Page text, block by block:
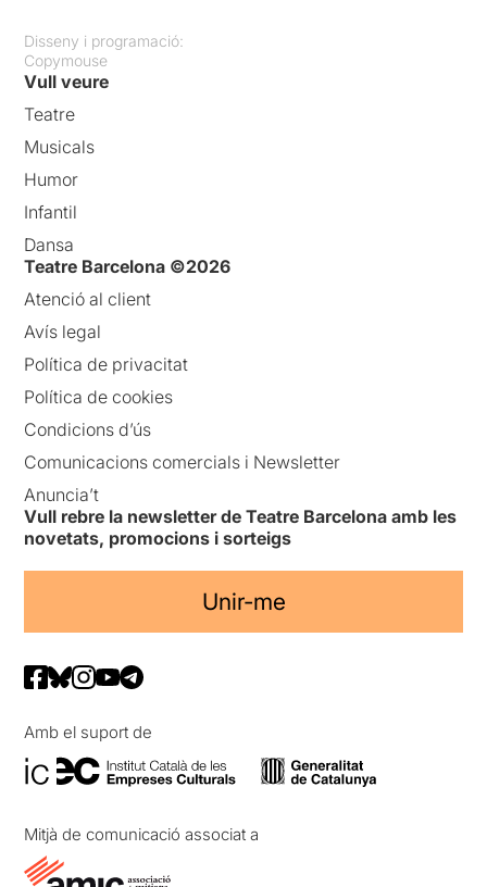
Disseny i programació:
Copymouse
Vull veure
Teatre
Musicals
Humor
Infantil
Dansa
Teatre Barcelona ©2026
Atenció al client
Avís legal
Política de privacitat
Política de cookies
Condicions d’ús
Comunicacions comercials i Newsletter
Anuncia’t
Vull rebre la newsletter de Teatre Barcelona amb les
novetats, promocions i sorteigs
Unir-me
Amb el suport de
Mitjà de comunicació associat a